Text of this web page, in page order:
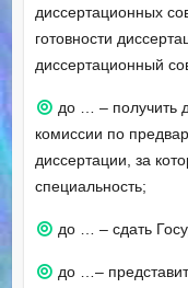
диссертационных
готовности
диссертационный
до … – получить
комиссии по
диссертации, за
специальность;
до … – сдать
до …–